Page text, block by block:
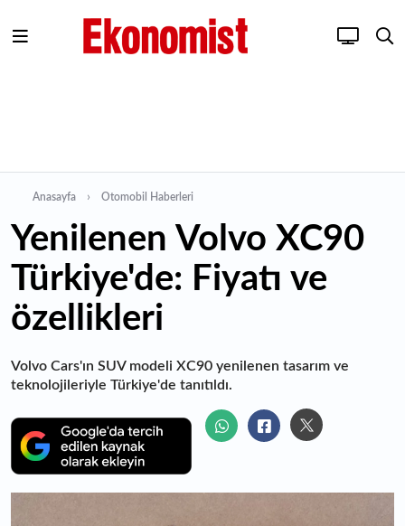
Anasayfa Otomobil Haberleri
Yenilenen Volvo XC90
Türkiye'de: Fiyatı ve
özellikleri
Volvo Cars'ın SUV modeli XC90 yenilenen tasarım ve
teknolojileriyle Türkiye'de tanıtıldı.